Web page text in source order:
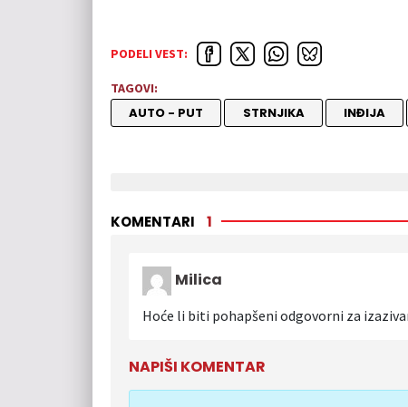
PODELI VEST:
TAGOVI:
AUTO - PUT STRNJIKA INĐIJA
KOMENTARI 1
Milica
Hoće li biti pohapšeni odgovorni za
NAPIŠI KOMENTAR